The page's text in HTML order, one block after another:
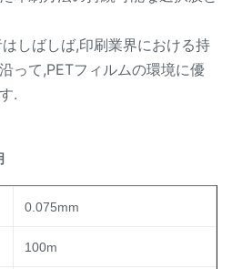
しばしば,印刷業界における持
って,PETフィルムの環境に優
.
0.075mm
100m